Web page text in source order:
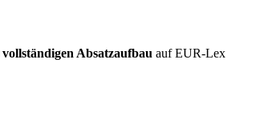
vollständigen Absatzaufbau auf EUR-Lex